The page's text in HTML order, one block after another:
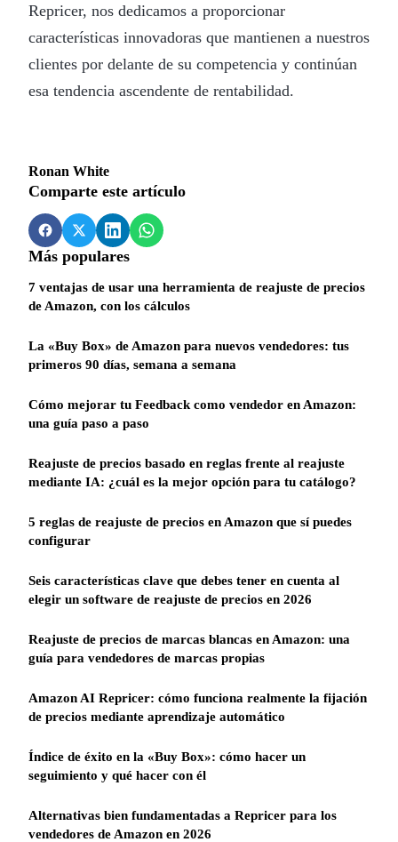
Repricer, nos dedicamos a proporcionar
características innovadoras que mantienen a nuestros
clientes por delante de su competencia y continúan
esa tendencia ascendente de rentabilidad.
Ronan White
Comparte este artículo
Más populares
7 ventajas de usar una herramienta de reajuste de precios
de Amazon, con los cálculos
La «Buy Box» de Amazon para nuevos vendedores: tus
primeros 90 días, semana a semana
Cómo mejorar tu Feedback como vendedor en Amazon:
una guía paso a paso
Reajuste de precios basado en reglas frente al reajuste
mediante IA: ¿cuál es la mejor opción para tu catálogo?
5 reglas de reajuste de precios en Amazon que sí puedes
configurar
Seis características clave que debes tener en cuenta al
elegir un software de reajuste de precios en 2026
Reajuste de precios de marcas blancas en Amazon: una
guía para vendedores de marcas propias
Amazon AI Repricer: cómo funciona realmente la fijación
de precios mediante aprendizaje automático
Índice de éxito en la «Buy Box»: cómo hacer un
seguimiento y qué hacer con él
Alternativas bien fundamentadas a Repricer para los
vendedores de Amazon en 2026